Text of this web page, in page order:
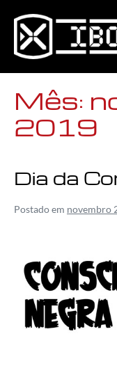
Mês:
2019
Dia da
Postado em novembro